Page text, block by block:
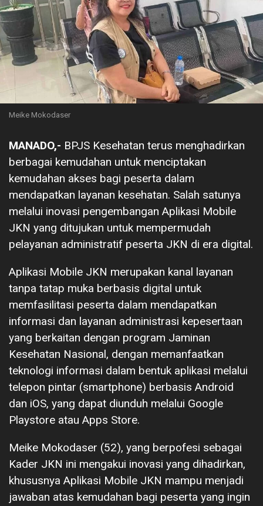
Meike Mokodaser
MANADO,- BPJS Kesehatan terus menghadirkan
berbagai kemudahan untuk menciptakan
kemudahan akses bagi peserta dalam
mendapatkan layanan kesehatan. Salah satunya
melalui inovasi pengembangan Aplikasi Mobile
JKN yang ditujukan untuk mempermudah
pelayanan administratif peserta JKN di era digital.
Aplikasi Mobile JKN merupakan kanal layanan
tanpa tatap muka berbasis digital untuk
memfasilitasi peserta dalam mendapatkan
informasi dan layanan administrasi kepesertaan
yang berkaitan dengan program Jaminan
Kesehatan Nasional, dengan memanfaatkan
teknologi informasi dalam bentuk aplikasi melalui
telepon pintar (smartphone) berbasis Android
dan iOS, yang dapat diunduh melalui Google
Playstore atau Apps Store.
Meike Mokodaser (52), yang berpofesi sebagai
Kader JKN ini mengakui inovasi yang dihadirkan,
khususnya Aplikasi Mobile JKN mampu menjadi
jawaban atas kemudahan bagi peserta yang ingin